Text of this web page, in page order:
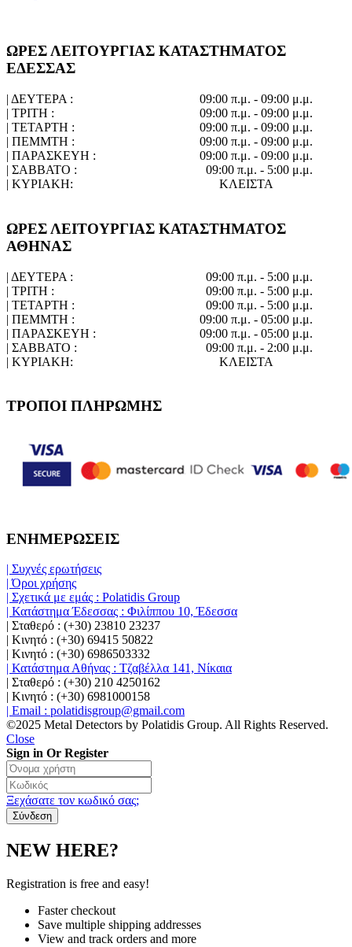
ΩΡΕΣ ΛΕΙΤΟΥΡΓΙΑΣ ΚΑΤΑΣΤΗΜΑΤΟΣ
ΕΔΕΣΣΑΣ
| ΔΕΥΤΕΡΑ :
09:00 π.μ. - 09:00 μ.μ.
| ΤΡΙΤΗ :
09:00 π.μ. - 09:00 μ.μ.
| ΤΕΤΑΡΤΗ :
09:00 π.μ. - 09:00 μ.μ.
| ΠΕΜΜΤΗ :
09:00 π.μ. - 09:00 μ.μ.
| ΠΑΡΑΣΚΕΥΗ :
09:00 π.μ. - 09:00 μ.μ.
| ΣΑΒΒΑΤΟ :
09:00 π.μ. - 5:00 μ.μ.
| ΚΥΡΙΑΚΗ:
ΚΛΕΙΣΤΑ
ΩΡΕΣ ΛΕΙΤΟΥΡΓΙΑΣ ΚΑΤΑΣΤΗΜΑΤΟΣ
ΑΘΗΝΑΣ
| ΔΕΥΤΕΡΑ :
09:00 π.μ. - 5:00 μ.μ.
| ΤΡΙΤΗ :
09:00 π.μ. - 5:00 μ.μ.
| ΤΕΤΑΡΤΗ :
09:00 π.μ. - 5:00 μ.μ.
| ΠΕΜΜΤΗ :
09:00 π.μ. - 05:00 μ.μ.
| ΠΑΡΑΣΚΕΥΗ :
09:00 π.μ. - 05:00 μ.μ.
| ΣΑΒΒΑΤΟ :
09:00 π.μ. - 2:00 μ.μ.
| ΚΥΡΙΑΚΗ:
ΚΛΕΙΣΤΑ
ΤΡΟΠΟΙ ΠΛΗΡΩΜΗΣ
ΕΝΗΜΕΡΩΣΕΙΣ
| Συχνές ερωτήσεις
| Όροι χρήσης
| Σχετικά με εμάς : Polatidis Group
| Κατάστημα Έδεσσας : Φιλίππου 10, Έδεσσα
| Σταθερό : (+30) 23810 23237
| Κινητό : (+30) 69415 50822
| Κινητό : (+30) 6986503332
| Κατάστημα Αθήνας : Τζαβέλλα 141, Νίκαια
| Σταθερό : (+30) 210 4250162
| Κινητό : (+30) 6981000158
| Email : polatidisgroup@gmail.com
©2025 Metal Detectors by Polatidis Group. All Rights Reserved.
Close
Sign in Or Register
Ξεχάσατε τον κωδικό σας;
NEW HERE?
Registration is free and easy!
Faster checkout
Save multiple shipping addresses
View and track orders and more